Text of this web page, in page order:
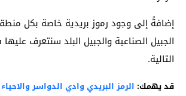
إضافةً إلى وجود رموز بريدية خاصة بكل
الجبيل الصناعية والجبيل البلد سنتعرف
التالية.
قد يهمك: الرمز البريدي وادي الدواسر